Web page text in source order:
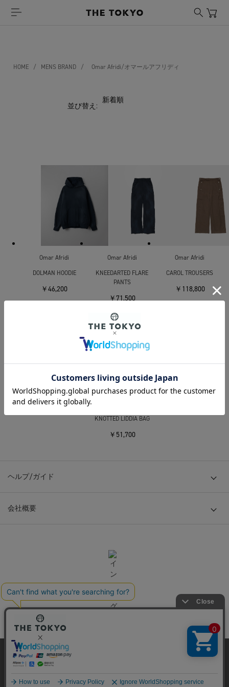
HOME / MENS BRAND / Omar Afridi/オマールアフリディ
並び替え:
Omar Afridi
DOLMAN HOODIE
￥46,200
Omar Afridi
KNEEDARTED FLARE
PANTS
￥71,500
Omar Afridi
CAROL TROUSERS
￥118,800
￥138,600
KNOTTED LIDDIA BAG
￥51,700
ヘルプ/ガイド
会社概要
当サイトはクッキー(cookie)を使用します。クッキーはサイト内
の一部の機能および、サイトの使用状況の分析からマーケティ
プライバシーポリシーはこちら